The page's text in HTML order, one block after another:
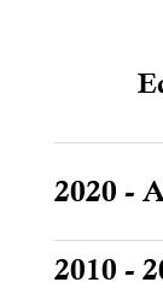
2020 -
2010 -